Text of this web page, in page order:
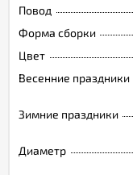
Повод
Форма сборки
Цвет
Весенние праздники
Зимние праздники
Диаметр